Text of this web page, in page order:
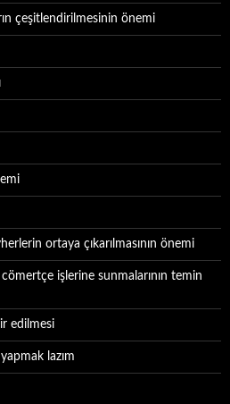
çeşitlendirilmesinin önemi
ortaya çıkarılmasının önemi
cömertçe işlerine sunmalarının temin
edilmesi
lazım